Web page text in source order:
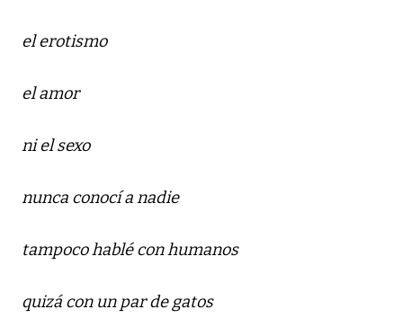
el erotismo
el amor
ni el sexo
nunca conocí a nadie
tampoco hablé con humanos
quizá con un par de gatos